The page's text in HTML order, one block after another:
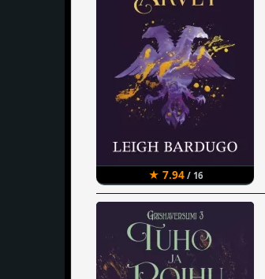
★ 7.94/ 16